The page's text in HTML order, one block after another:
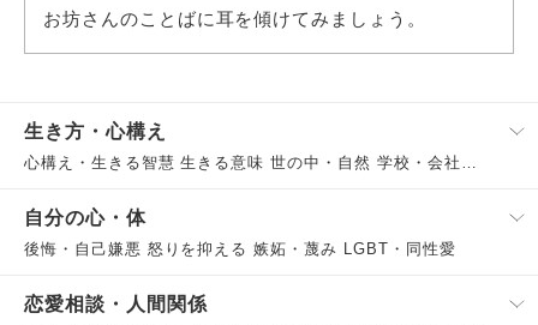
お坊さんのことばに耳を傾けてみましょう。
生き方・心構え
心構え・生きる智慧 生きる意味 世の中・自然 学校・会社・働く
自分の心・体
後悔・自己嫌悪 怒りを抑える 嫉妬・蔑み LGBT・同性愛
恋愛相談・人間関係